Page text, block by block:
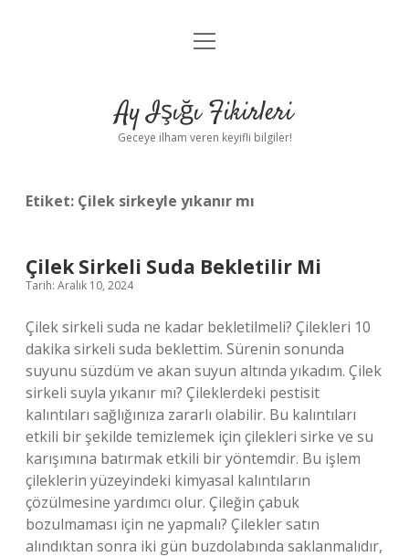
Anasayfa
Yasal Uyarı
menüyü
Ay Işığı Fikirleri
Geceye ilham veren keyifli bilgiler!
Etiket: Çilek sirkeyle yıkanır mı
Çilek Sirkeli Suda Bekletilir Mi
Tarih: Aralık 10, 2024
Çilek sirkeli suda ne kadar bekletilmeli? Çilekleri 10
dakika sirkeli suda beklettim. Sürenin sonunda
suyunu süzdüm ve akan suyun altında yıkadım. Çilek
sirkeli suyla yıkanır mı? Çileklerdeki pestisit
kalıntıları sağlığınıza zararlı olabilir. Bu kalıntıları
etkili bir şekilde temizlemek için çilekleri sirke ve su
karışımına batırmak etkili bir yöntemdir. Bu işlem
çileklerin yüzeyindeki kimyasal kalıntıların
çözülmesine yardımcı olur. Çileğin çabuk
bozulmaması için ne yapmalı? Çilekler satın
alındıktan sonra iki gün buzdolabında saklanmalıdır,